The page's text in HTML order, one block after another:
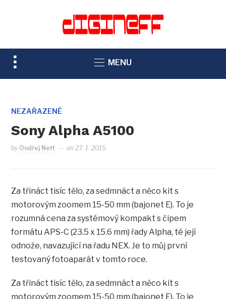
TOGGLE
SIDEBAR
NAVIGATION
MENU
NEZAŘAZENÉ
Sony Alpha A5100
by Ondřej Neff on27. 1. 2015
Za třináct tisíc tělo, za sedmnáct a něco kit s
motorovým zoomem 15-50 mm (bajonet E). To je
rozumná cena za systémový kompakt s čipem
formátu APS-C (23.5 x 15.6 mm) řady Alpha, té její
odnože, navazující na řadu NEX. Je to můj první
testovaný fotoaparát v tomto roce.
Za třináct tisíc tělo, za sedmnáct a něco kit s
motorovým zoomem 15-50 mm (bajonet E). To je